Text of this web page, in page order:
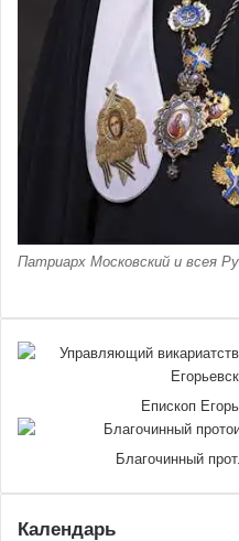
Патриарх Московский и всея
Епископ
Благочинный
Календарь